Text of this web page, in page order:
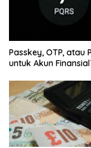
Passkey, OTP, atau
untuk Akun